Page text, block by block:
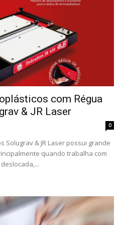
com Régua
& JR Laser
0
Solugrav & JR Laser possui grande
quando trabalha com